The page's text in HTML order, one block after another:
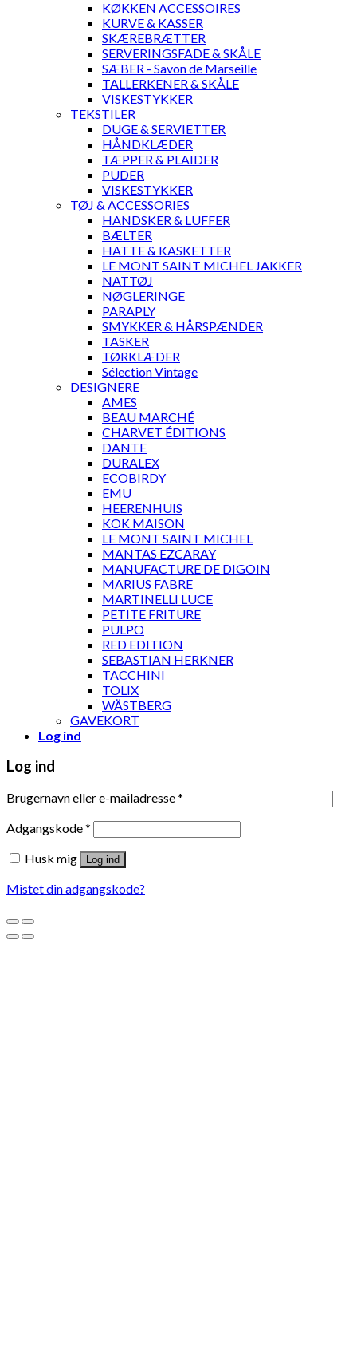
KØKKEN ACCESSOIRES
KURVE & KASSER
SKÆREBRÆTTER
SERVERINGSFADE & SKÅLE
SÆBER - Savon de Marseille
TALLERKENER & SKÅLE
VISKESTYKKER
TEKSTILER
DUGE & SERVIETTER
HÅNDKLÆDER
TÆPPER & PLAIDER
PUDER
VISKESTYKKER
TØJ & ACCESSORIES
HANDSKER & LUFFER
BÆLTER
HATTE & KASKETTER
LE MONT SAINT MICHEL JAKKER
NATTØJ
NØGLERINGE
PARAPLY
SMYKKER & HÅRSPÆNDER
TASKER
TØRKLÆDER
Sélection Vintage
DESIGNERE
AMES
BEAU MARCHÉ
CHARVET ÉDITIONS
DANTE
DURALEX
ECOBIRDY
EMU
HEERENHUIS
KOK MAISON
LE MONT SAINT MICHEL
MANTAS EZCARAY
MANUFACTURE DE DIGOIN
MARIUS FABRE
MARTINELLI LUCE
PETITE FRITURE
PULPO
RED EDITION
SEBASTIAN HERKNER
TACCHINI
TOLIX
WÄSTBERG
GAVEKORT
Log ind
Log ind
Brugernavn eller e-mailadresse*
Adgangskode*
Husk mig
Log ind
Mistet din adgangskode?